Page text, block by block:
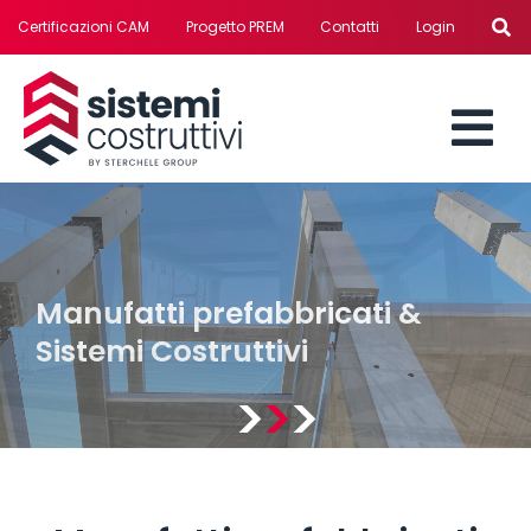
contenuto
Certificazioni CAM Progetto PREM Contatti Login
MANUFATTI PREFABBRICATI
SERVIZI
REALIZZAZIONI
Manufatti prefabbricati &
Sistemi Costruttivi